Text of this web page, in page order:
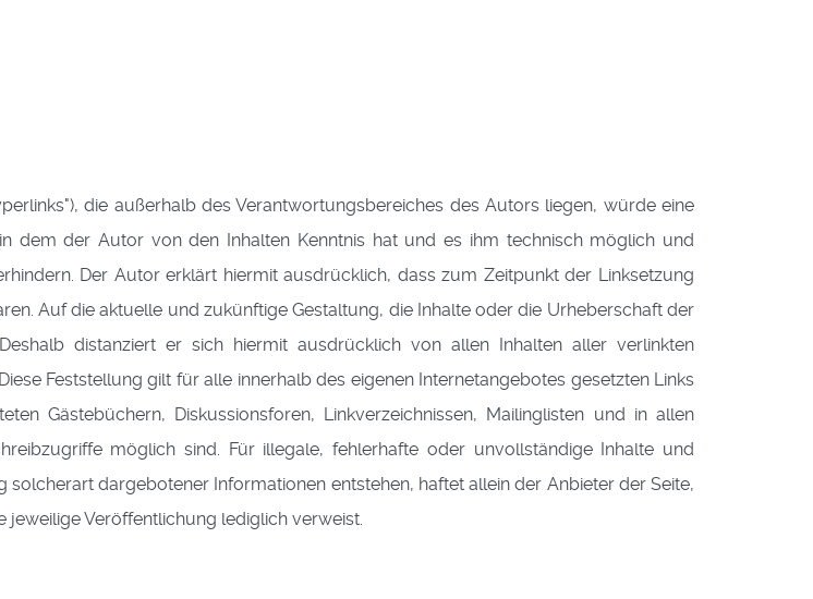
die außerhalb des Verantwortungsbereiches des Autors liegen, würde eine
dem der Autor von den Inhalten Kenntnis hat und es ihm technisch möglich und
Der Autor erklärt hiermit ausdrücklich, dass zum Zeitpunkt der Linksetzung
Auf die aktuelle und zukünftige Gestaltung, die Inhalte oder die Urheberschaft der
distanziert er sich hiermit ausdrücklich von allen Inhalten aller verlinkten
Feststellung gilt für alle innerhalb des eigenen Internetangebotes gesetzten Links
Gästebüchern, Diskussionsforen, Linkverzeichnissen, Mailinglisten und in allen
möglich sind. Für illegale, fehlerhafte oder unvollständige Inhalte und
dargebotener Informationen entstehen, haftet allein der Anbieter der Seite,
Veröffentlichung lediglich verweist.